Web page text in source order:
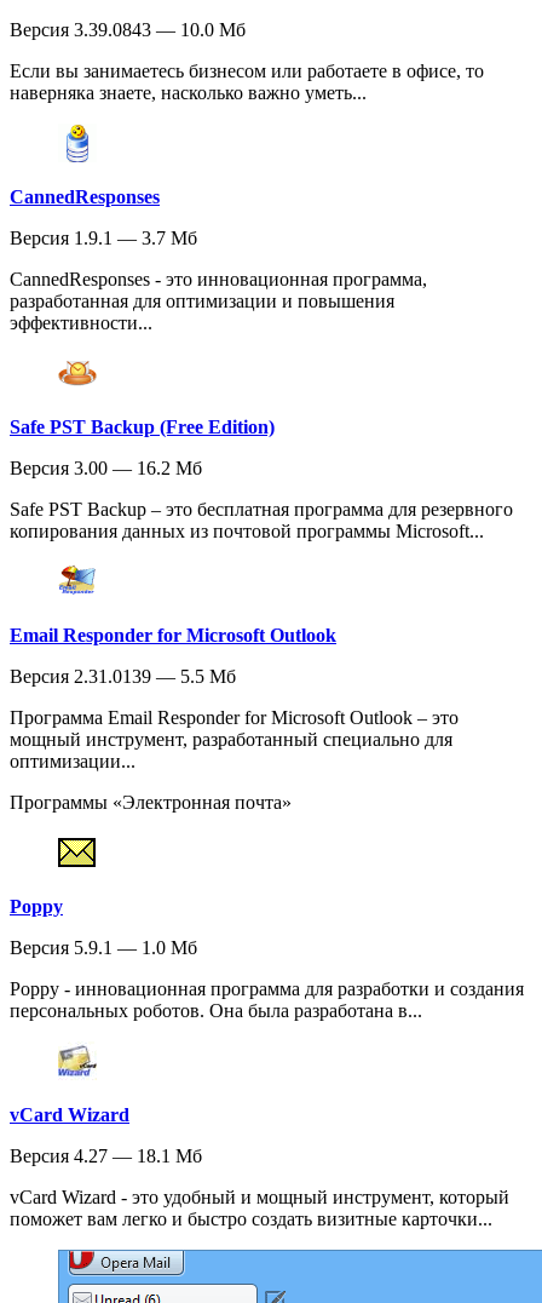
Версия 3.39.0843 — 10.0 Мб
Если вы занимаетесь бизнесом или работаете в офисе, то
наверняка знаете, насколько важно уметь...
CannedResponses
Версия 1.9.1 — 3.7 Мб
CannedResponses - это инновационная программа,
разработанная для оптимизации и повышения
эффективности...
Safe PST Backup (Free Edition)
Версия 3.00 — 16.2 Мб
Safe PST Backup – это бесплатная программа для резервного
копирования данных из почтовой программы Microsoft...
Email Responder for Microsoft Outlook
Версия 2.31.0139 — 5.5 Мб
Программа Email Responder for Microsoft Outlook – это
мощный инструмент, разработанный специально для
оптимизации...
Программы «Электронная почта»
Poppy
Версия 5.9.1 — 1.0 Мб
Poppy - инновационная программа для разработки и создания
персональных роботов. Она была разработана в...
vCard Wizard
Версия 4.27 — 18.1 Мб
vCard Wizard - это удобный и мощный инструмент, который
поможет вам легко и быстро создать визитные карточки...